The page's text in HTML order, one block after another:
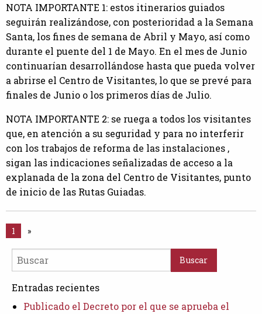
NOTA IMPORTANTE 1: estos itinerarios guiados
seguirán realizándose, con posterioridad a la Semana
Santa, los fines de semana de Abril y Mayo, así como
durante el puente del 1 de Mayo. En el mes de Junio
continuarían desarrollándose hasta que pueda volver
a abrirse el Centro de Visitantes, lo que se prevé para
finales de Junio o los primeros días de Julio.
NOTA IMPORTANTE 2: se ruega a todos los visitantes
que, en atención a su seguridad y para no interferir
con los trabajos de reforma de las instalaciones ,
sigan las indicaciones señalizadas de acceso a la
explanada de la zona del Centro de Visitantes, punto
de inicio de las Rutas Guiadas.
1 »
Entradas recientes
Publicado el Decreto por el que se aprueba el